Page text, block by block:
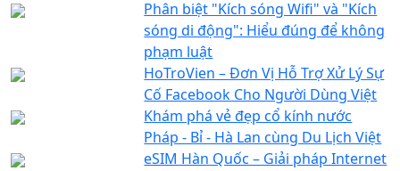
Phân biệt "Kích sóng Wifi" và "Kích
sóng di động": Hiểu đúng để không
phạm luật
HoTroVien – Đơn Vị Hỗ Trợ Xử Lý Sự
Cố Facebook Cho Người Dùng Việt
Khám phá vẻ đẹp cổ kính nước
Pháp - Bỉ - Hà Lan cùng Du Lịch Việt
eSIM Hàn Quốc – Giải pháp Internet